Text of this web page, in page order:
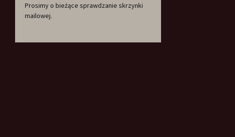
Prosimy o bieżące sprawdzanie skrzynki
mailowej.